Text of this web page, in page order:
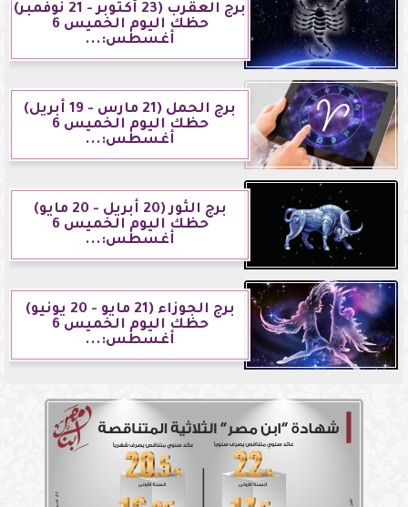
برج العقرب (23 أكتوبر - 21 نوفمبر)
حظك اليوم الخميس 6
أغسطس:...
برج الحمل (21 مارس - 19 أبريل)
حظك اليوم الخميس 6
أغسطس:...
برج الثور (20 أبريل - 20 مايو)
حظك اليوم الخميس 6
أغسطس:...
برج الجوزاء (21 مايو - 20 يونيو)
حظك اليوم الخميس 6
أغسطس:...